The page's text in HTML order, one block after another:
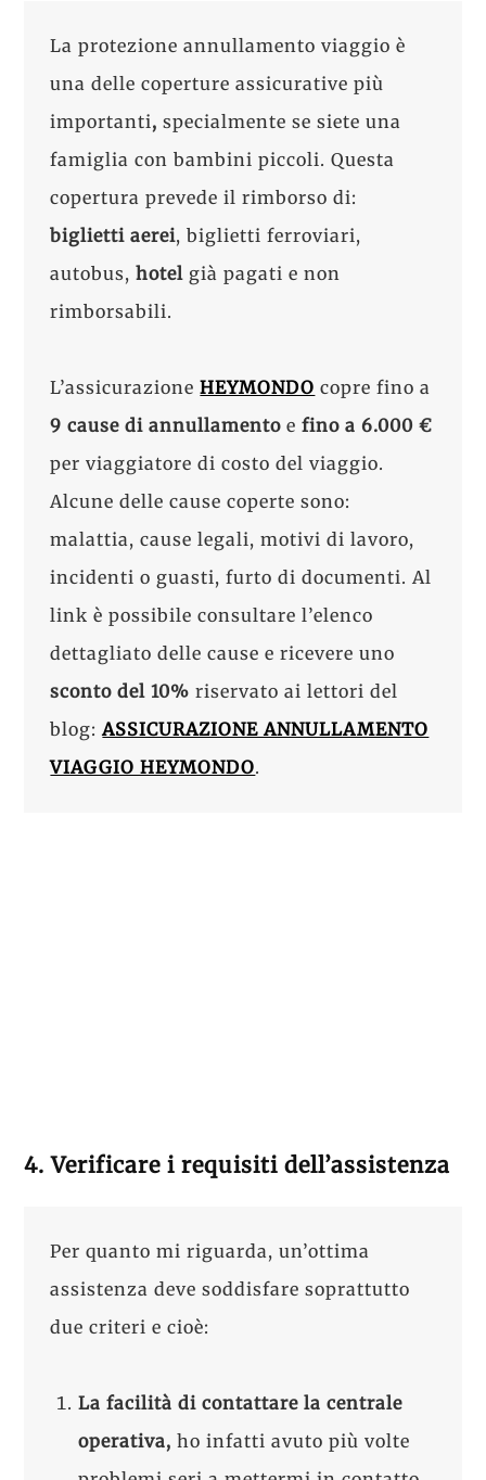
La protezione annullamento viaggio è
una delle coperture assicurative più
importanti,specialmente se siete una
famiglia con bambini piccoli. Questa
copertura prevede il rimborso di:
biglietti aerei, biglietti ferroviari,
autobus,hotel già pagati e non
rimborsabili.
L’assicurazioneHEYMONDO copre fino a
9 cause di annullamentoefino a 6.000 €
per viaggiatore di costo del viaggio.
Alcune delle cause coperte sono:
malattia, cause legali, motivi di lavoro,
incidenti o guasti, furto di documenti. Al
link è possibile consultare l’elenco
dettagliato delle cause e ricevere uno
sconto del 10% riservato ai lettori del
blog:ASSICURAZIONE ANNULLAMENTO
VIAGGIO HEYMONDO.
4. Verificare i requisiti dell’assistenza
Per quanto mi riguarda, un’ottima
assistenza deve soddisfare soprattutto
due criteri e cioè:
La facilità di contattare la centrale
operativa, ho infatti avuto più volte